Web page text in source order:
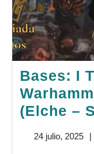
Bases: I
(Elche –
24 julio, 202524|